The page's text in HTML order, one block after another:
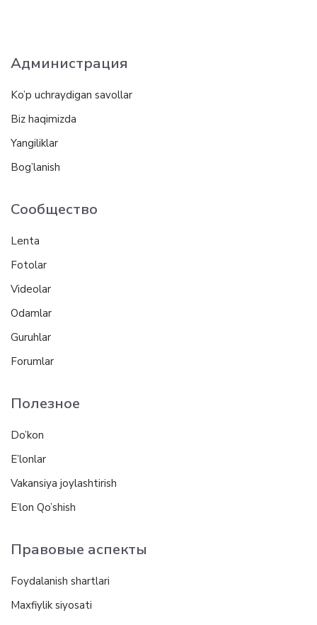
Администрация
Ko’p uchraydigan savollar
Biz haqimizda
Yangiliklar
Bog’lanish
Сообщество
Lenta
Fotolar
Videolar
Odamlar
Guruhlar
Forumlar
Полезное
Do’kon
E’lonlar
Vakansiya joylashtirish
E’lon Qo’shish
Правовые аспекты
Foydalanish shartlari
Maxfiylik siyosati